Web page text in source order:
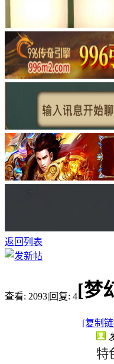
返回列表
查看: 2093|回复: 4[梦
[复制
特